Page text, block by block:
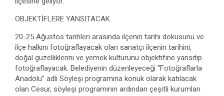
OBJEKTİFLERE YANSITACAK
20-25 Ağustos tarihleri arasında ilçenin tarihi dokusunu ve
ilçe halkını fotoğraflayacak olan sanatçı ilçenin tarihini,
doğal güzelliklerini ve yemek kültürünü objektifine yansıtıp
fotoğraflayacak. Belediyenin düzenleyeceği “Fotoğraflarla
Anadolu” adlı Söyleşi programına konuk olarak katılacak
olan Cesur, söyleşi programının ardından çeşitli kurumları